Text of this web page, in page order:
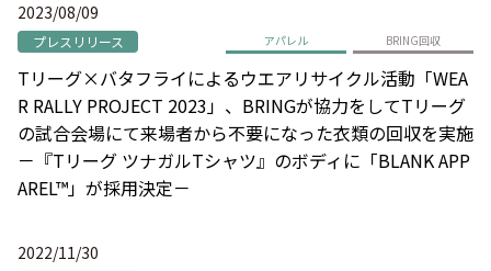
2023/08/09
プレスリリース アパレル BRING回収
Tリーグ×バタフライによるウエアリサイクル活動「WEA
R RALLY PROJECT 2023」、BRINGが協力をしてTリーグ
の試合会場にて来場者から不要になった衣類の回収を実施
－『Tリーグ ツナガルTシャツ』のボディに「BLANK APP
AREL™」が採用決定－
2022/11/30